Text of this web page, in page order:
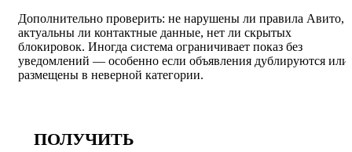
Дополнительно проверить: не нарушены ли правила Авито,
актуальны ли контактные данные, нет ли скрытых
блокировок. Иногда система ограничивает показ без
уведомлений — особенно если объявления дублируются или
размещены в неверной категории.
ПОЛУЧИТЬ